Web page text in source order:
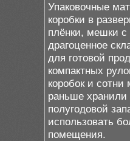
Упаковочные
коробки в
плёнки, мешки
драгоценное
для готовой
компактных
коробок и
раньше хранили
полугодовой
использовать
помещения.